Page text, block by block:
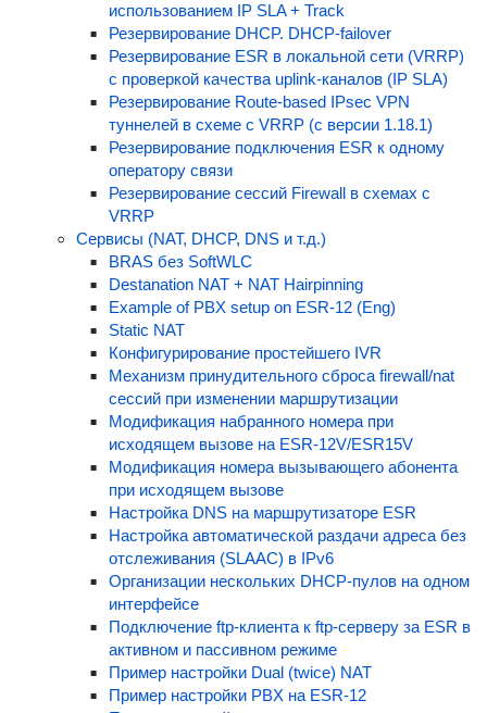
использованием IP SLA + Track
Резервирование DHCP. DHCP-failover
Резервирование ESR в локальной сети (VRRP)
с проверкой качества uplink-каналов (IP SLA)
Резервирование Route-based IPsec VPN
туннелей в схеме с VRRP (с версии 1.18.1)
Резервирование подключения ESR к одному
оператору связи
Резервирование сессий Firewall в схемах с
VRRP
Сервисы (NAT, DHCP, DNS и т.д.)
BRAS без SoftWLC
Destanation NAT + NAT Hairpinning
Example of PBX setup on ESR-12 (Eng)
Static NAT
Конфигурирование простейшего IVR
Механизм принудительного сброса firewall/nat
сессий при изменении маршрутизации
Модификация набранного номера при
исходящем вызове на ESR-12V/ESR15V
Модификация номера вызывающего абонента
при исходящем вызове
Настройка DNS на маршрутизаторе ESR
Настройка автоматической раздачи адреса без
отслеживания (SLAAC) в IPv6
Организации нескольких DHCP-пулов на одном
интерфейсе
Подключение ftp-клиента к ftp-серверу за ESR в
активном и пассивном режиме
Пример настройки Dual (twice) NAT
Пример настройки PBX на ESR-12